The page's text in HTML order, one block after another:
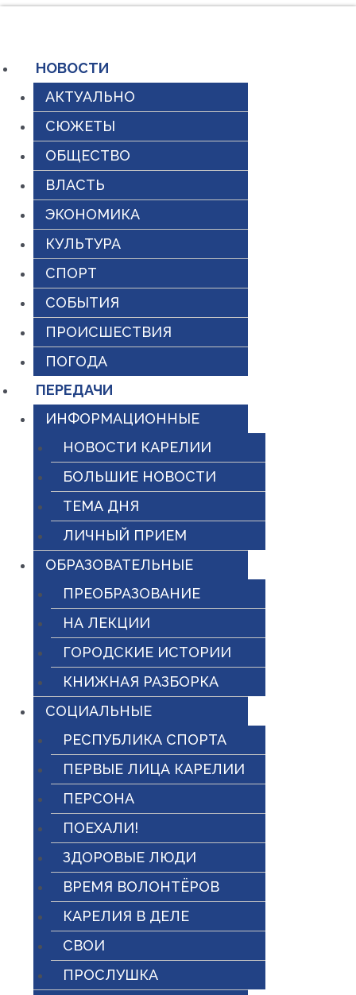
содержимому
НОВОСТИ
АКТУАЛЬНО
СЮЖЕТЫ
ОБЩЕСТВО
ВЛАСТЬ
ЭКОНОМИКА
КУЛЬТУРА
СПОРТ
СОБЫТИЯ
ПРОИСШЕСТВИЯ
ПОГОДА
ПЕРЕДАЧИ
ИНФОРМАЦИОННЫЕ
НОВОСТИ КАРЕЛИИ
БОЛЬШИЕ НОВОСТИ
ТЕМА ДНЯ
ЛИЧНЫЙ ПРИЕМ
ОБРАЗОВАТЕЛЬНЫЕ
ПРЕОБРАЗОВАНИЕ
НА ЛЕКЦИИ
ГОРОДСКИЕ ИСТОРИИ
КНИЖНАЯ РАЗБОРКА
СОЦИАЛЬНЫЕ
РЕСПУБЛИКА СПОРТА
ПЕРВЫЕ ЛИЦА КАРЕЛИИ
ПЕРСОНА
ПОЕХАЛИ!
ЗДОРОВЫЕ ЛЮДИ
ВРЕМЯ ВОЛОНТЁРОВ
КАРЕЛИЯ В ДЕЛЕ
СВОИ
ПРОСЛУШКА